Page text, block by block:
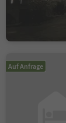
Auf Anfrage